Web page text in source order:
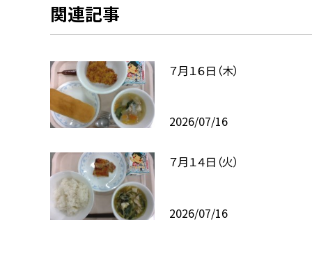
関連記事
７月１６日（木）
2026/07/16
７月１４日（火）
2026/07/16